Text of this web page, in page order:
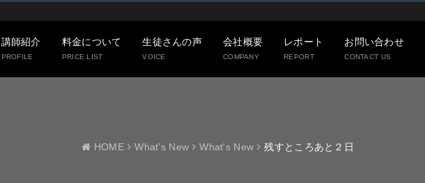
講師紹介
PROFILE
料金について
PRICE LIST
生徒さんの声
VOICE
会社概要
COMPANY
レポート
REPORT
お問い合わせ
CONTACT US
HOME What’s New What's New 残すところあと２日